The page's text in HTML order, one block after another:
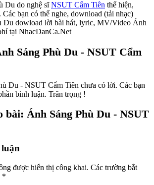
Du do nghệ sĩNSUT Cẩm Tiên thể hiện,
. Các bạn có thể nghe, download (tải nhạc)
Du dowload lời bài hát, lyric, MV/Video Ánh
tại NhacDanCa.Net
Sáng Phù Du - NSUT Cẩm
Du - NSUT Cẩm Tiên chưa có lời. Các bạn
bình luận. Trân trọng !
bài: Ánh Sáng Phù Du - NSUT
được hiển thị công khai. Các trường bắt
*